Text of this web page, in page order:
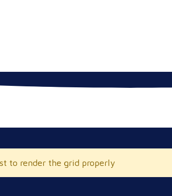
to render the grid properly